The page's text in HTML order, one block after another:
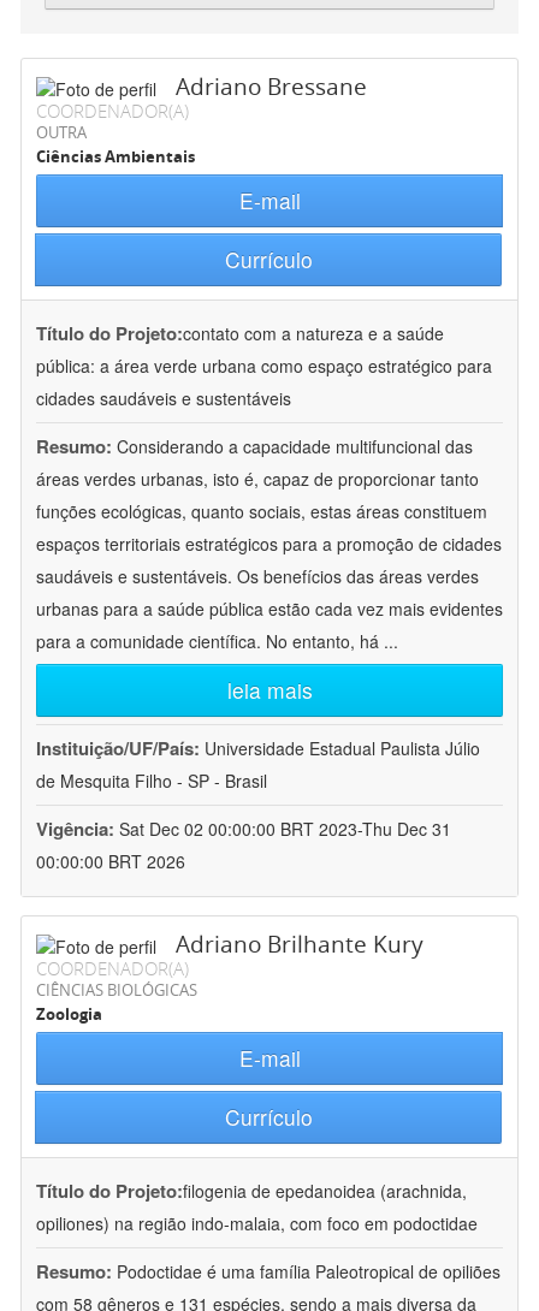
Adriano Bressane
COORDENADOR(A)
OUTRA
Ciências Ambientais
E-mail
Currículo
Título do Projeto:contato com a natureza e a saúde
pública: a área verde urbana como espaço estratégico para
cidades saudáveis e sustentáveis
Resumo: Considerando a capacidade multifuncional das
áreas verdes urbanas, isto é, capaz de proporcionar tanto
funções ecológicas, quanto sociais, estas áreas constituem
espaços territoriais estratégicos para a promoção de cidades
saudáveis e sustentáveis. Os benefícios das áreas verdes
urbanas para a saúde pública estão cada vez mais evidentes
para a comunidade científica. No entanto, há ...
leia mais
Instituição/UF/País: Universidade Estadual Paulista Júlio
de Mesquita Filho - SP - Brasil
Vigência: Sat Dec 02 00:00:00 BRT 2023-Thu Dec 31
00:00:00 BRT 2026
Adriano Brilhante Kury
COORDENADOR(A)
CIÊNCIAS BIOLÓGICAS
Zoologia
E-mail
Currículo
Título do Projeto:filogenia de epedanoidea (arachnida,
opiliones) na região indo-malaia, com foco em podoctidae
Resumo: Podoctidae é uma família Paleotropical de opiliões
com 58 gêneros e 131 espécies, sendo a mais diversa da